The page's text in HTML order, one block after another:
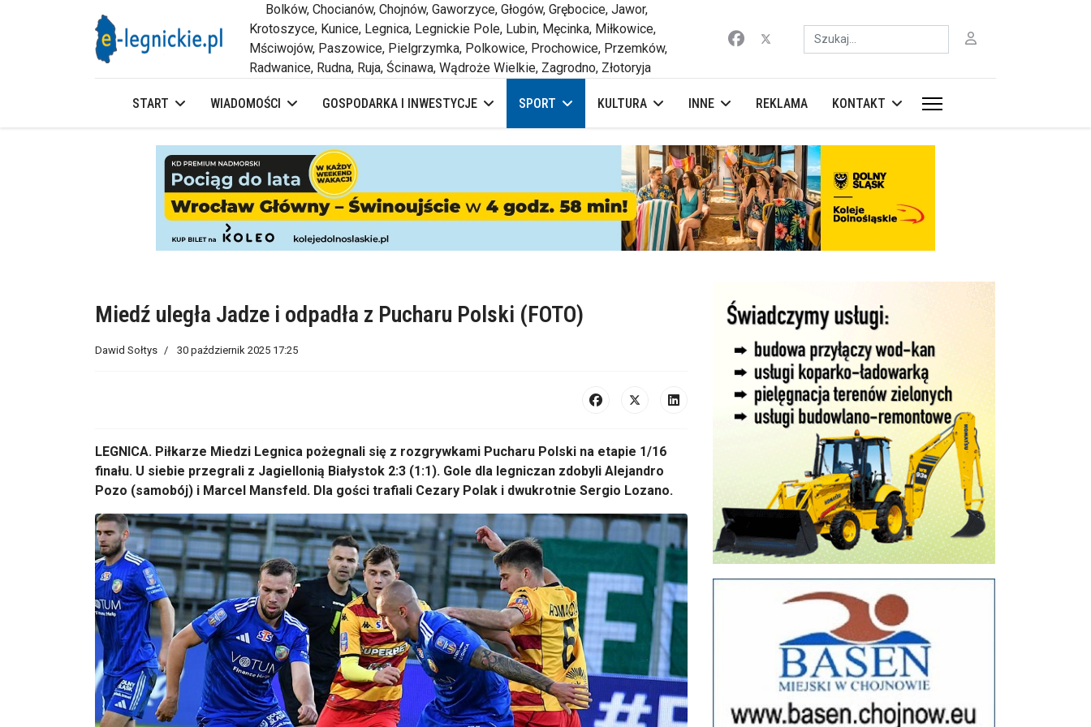
Bolków, Chocianów, Chojnów, Gaworzyce, Głogów, Grębocice, Jawor,
Krotoszyce, Kunice, Legnica, Legnickie Pole, Lubin, Męcinka, Miłkowice,
Mściwojów, Paszowice, Pielgrzymka, Polkowice, Prochowice, Przemków,
Radwanice, Rudna, Ruja, Ścinawa, Wądroże Wielkie, Zagrodno, Złotoryja
Szukaj
START WIADOMOŚCI GOSPODARKA I INWESTYCJE SPORT KULTURA INNE REKLAMA KONTAKT
Miedź uległa Jadze i odpadła z Pucharu Polski (FOTO)
Dawid Sołtys 30 październik 2025 17:25
LEGNICA. Piłkarze Miedzi Legnica pożegnali się z rozgrywkami Pucharu Polski na etapie 1/16
finału. U siebie przegrali z Jagiellonią Białystok 2:3 (1:1). Gole dla legniczan zdobyli Alejandro
Pozo (samobój) i Marcel Mansfeld. Dla gości trafiali Cezary Polak i dwukrotnie Sergio Lozano.